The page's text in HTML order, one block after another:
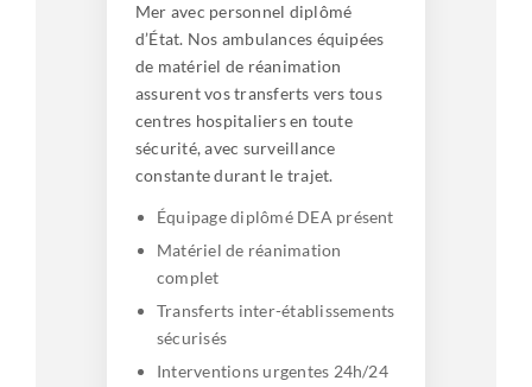
Mer avec personnel diplômé
d’État. Nos ambulances équipées
de matériel de réanimation
assurent vos transferts vers tous
centres hospitaliers en toute
sécurité, avec surveillance
constante durant le trajet.
Équipage diplômé DEA présent
Matériel de réanimation
complet
Transferts inter-établissements
sécurisés
Interventions urgentes 24h/24